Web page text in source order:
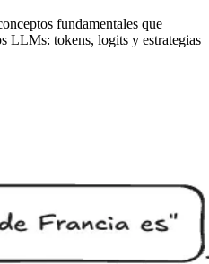
fundamentales que
LLMs: tokens, logits y estrategias